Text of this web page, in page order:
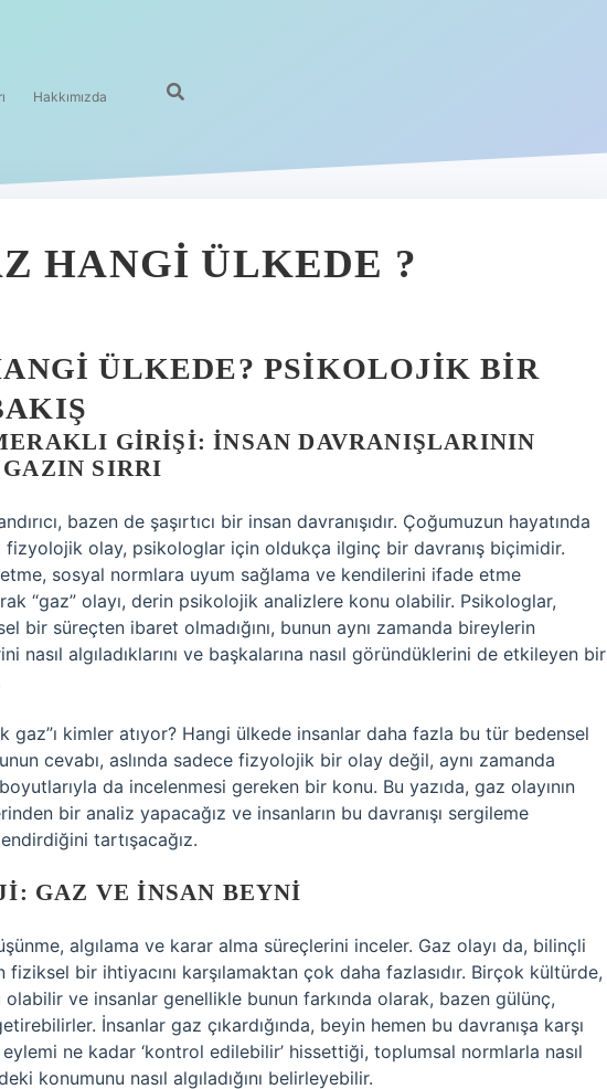
Hakkımızda
HANGI ÜLKEDE ?
ÜLKEDE? PSIKOLOJIK BIR
GIRIŞI: İNSAN DAVRANIŞLARININ
SIRRI
bazen de şaşırtıcı bir insan davranışıdır. Çoğumuzun hayatında
olay, psikologlar için oldukça ilginç bir davranış biçimidir.
etme, sosyal normlara uyum sağlama ve kendilerini ifade etme
“gaz” olayı, derin psikolojik analizlere konu olabilir. Psikologlar,
bir süreçten ibaret olmadığını, bunun aynı zamanda bireylerin
nasıl algıladıklarını ve başkalarına nasıl göründüklerini de etkileyen bir
gaz”ı kimler atıyor? Hangi ülkede insanlar daha fazla bu tür bedensel
cevabı, aslında sadece fizyolojik bir olay değil, aynı zamanda
da incelenmesi gereken bir konu. Bu yazıda, gaz olayının
bir analiz yapacağız ve insanların bu davranışı sergileme
tartışacağız.
GAZ VE İNSAN BEYNI
algılama ve karar alma süreçlerini inceler. Gaz olayı da, bilinçli
bir ihtiyacını karşılamaktan çok daha fazlasıdır. Birçok kültürde,
ve insanlar genellikle bunun farkında olarak, bazen gülünç,
İnsanlar gaz çıkardığında, beyin hemen bu davranışa karşı
ne kadar ‘kontrol edilebilir’ hissettiği, toplumsal normlarla nasıl
konumunu nasıl algıladığını belirleyebilir.